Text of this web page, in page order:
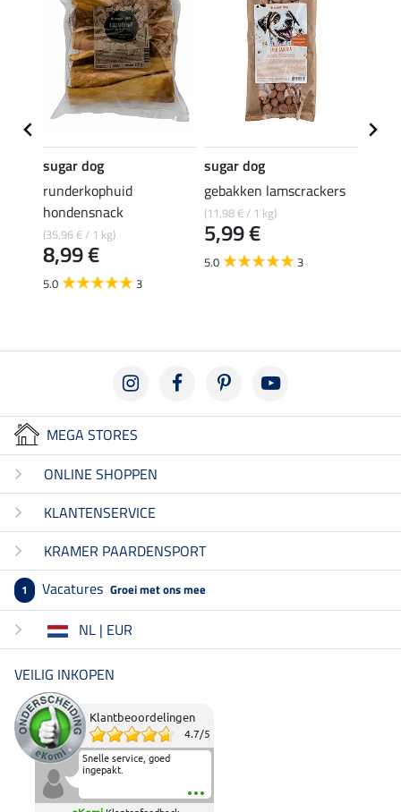
sugar dog
runderkophuid
hondensnack
(35,96 € / 1 kg)
8,99 €
5.0 3
sugar dog
gebakken lamscrackers
(11,98 € / 1 kg)
5,99 €
5.0 3
MEGA STORES
ONLINE SHOPPEN
KLANTENSERVICE
KRAMER PAARDENSPORT
1 Vacatures Groei met ons mee
NL | EUR
VEILIG INKOPEN
Klantbeoordelingen
4.7/5
Snelle service, goed
ingepakt.